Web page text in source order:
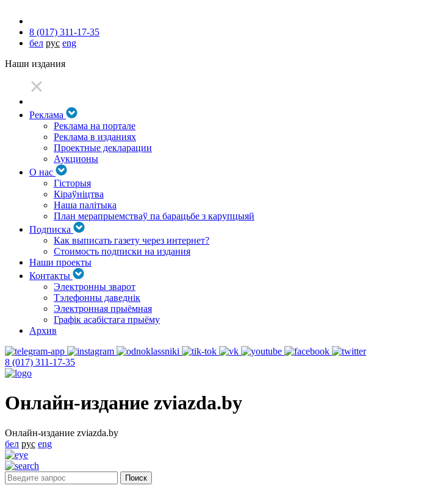
8 (017) 311-17-35
бел рус eng
Наши издания
Реклама
Реклама на портале
Реклама в изданиях
Проектные декларации
Аукционы
О нас
Гісторыя
Кіраўніцтва
Наша палітыка
План мерапрыемстваў па барацьбе з карупцыяй
Подписка
Как выписать газету через интернет?
Стоимость подписки на издания
Наши проекты
Контакты
Электронны зварот
Тэлефонны даведнік
Электронная прыёмная
Графік асабістага прыёму
Архив
8 (017) 311-17-35
Онлайн-издание zviazda.by
Онлайн-издание zviazda.by
бел рус eng